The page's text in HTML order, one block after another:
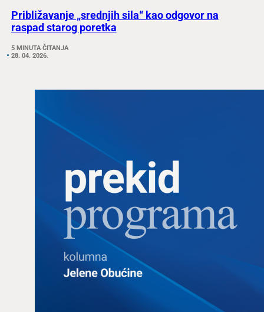
Približavanje „srednjih sila“ kao odgovor na
raspad starog poretka
5 MINUTA ČITANJA
28. 04. 2026.